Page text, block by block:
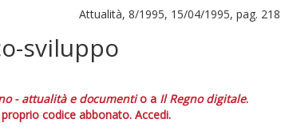
Attualità, 8/1995, 15/04/1995, pag. 218
sviluppo
- attualità e documentio a Il Regno digitale.
codice abbonato. Accedi.